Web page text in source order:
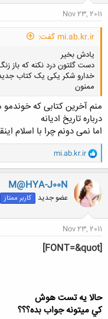
Nov 23, 2011
mi.ab.kr.ir گفت:
یادش بخیر
دست گلتون درد نکنه که باز
خدارو شکر یکی یک کتاب
ممنون
منم آخرین کتابی که
درباره تاریخ ادیانه
اما نمی دونم چرا با اسلام
و
ا
ک
ن
ش
ه
ا
mi.ab.kr.ir
M@HYA-J00N
عضو جدید کاربر ممتاز
Nov 23, 2011
[FONT=&quot]
حالا يه تست هوش
كي ميتونه جواب بده؟؟؟